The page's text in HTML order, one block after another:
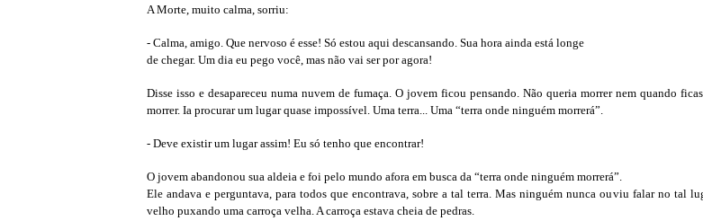
A Morte, muito calma, sorriu:
- Calma, amigo. Que nervoso é esse! Só estou aqui descansando. Sua hora ainda está longe
de chegar. Um dia eu pego você, mas não vai ser por agora!
Disse isso e desapareceu numa nuvem de fumaça. O jovem ficou pensando. Não queria morrer nem quando
morrer. Ia procurar um lugar quase impossível. Uma terra... Uma “terra onde ninguém morrerá”.
- Deve existir um lugar assim! Eu só tenho que encontrar!
O jovem abandonou sua aldeia e foi pelo mundo afora em busca da “terra onde ninguém morrerá”.
Ele andava e perguntava, para todos que encontrava, sobre a tal terra. Mas ninguém nunca ouviu falar no tal
velho puxando uma carroça velha. A carroça estava cheia de pedras.